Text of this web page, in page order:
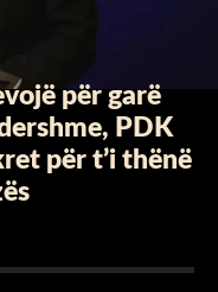
për garë
PDK
për t’i thënë